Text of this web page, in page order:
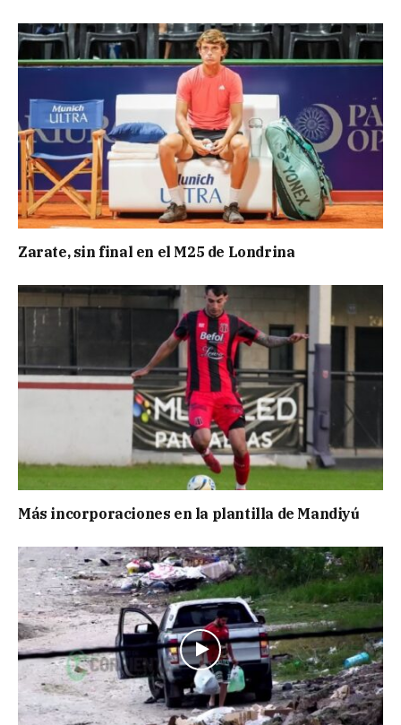
Zarate, sin final en el M25 de Londrina
Más incorporaciones en la plantilla de Mandiyú